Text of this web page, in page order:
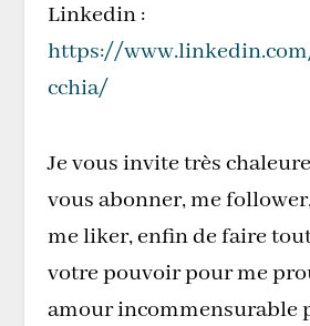
Linkedin :
https://
cchia/
Je vous invite très
vous abonner, me
me liker, enfin de faire
votre pouvoir pour me
amour incommensurable